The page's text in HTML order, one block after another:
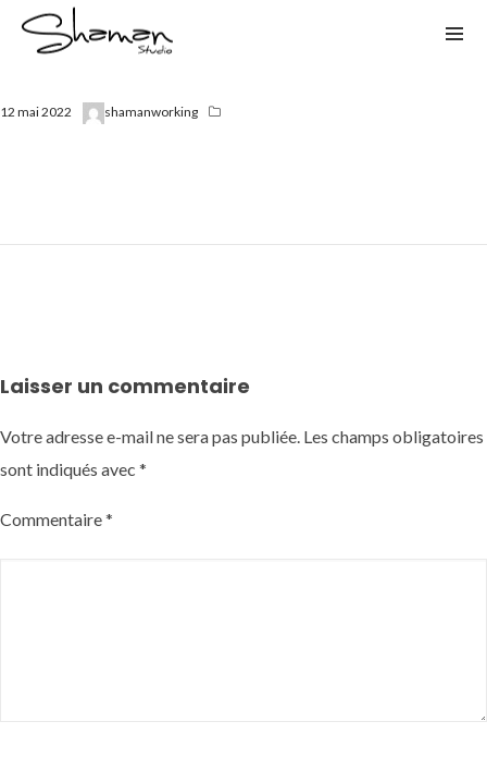
12 mai 2022 shamanworking
Laisser un commentaire
Votre adresse e-mail ne sera pas publiée. Les champs obligatoires
sont indiqués avec *
Commentaire*